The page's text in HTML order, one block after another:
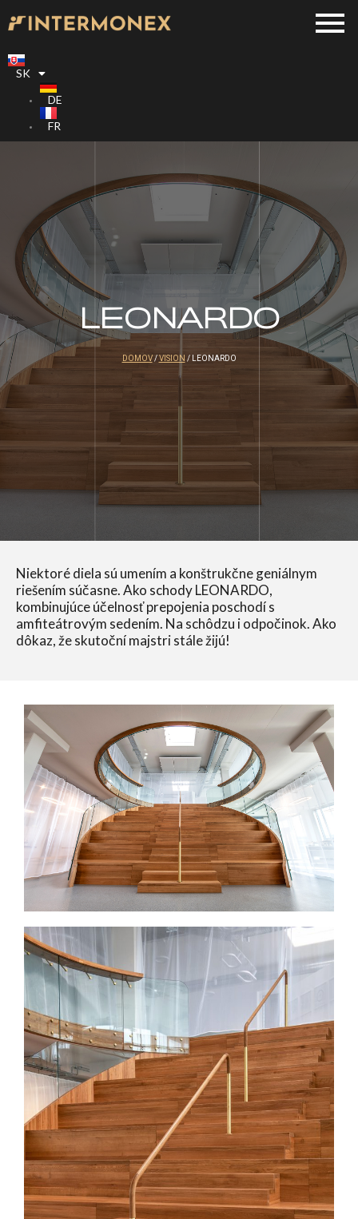
SK
DE
FR
LEONARDO
DOMOV/VISION / LEONARDO
Niektoré diela sú umením a konštrukčne geniálnym
riešením súčasne. Ako schody LEONARDO,
kombinujúce účelnosť prepojenia poschodí s
amfiteátrovým sedením. Na schôdzu i odpočinok. Ako
dôkaz, že skutoční majstri stále žijú!